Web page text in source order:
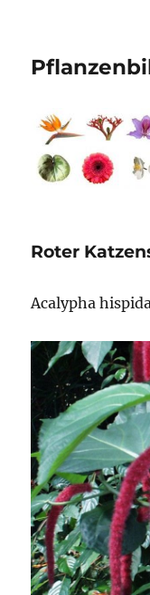
Roter
Acalypha